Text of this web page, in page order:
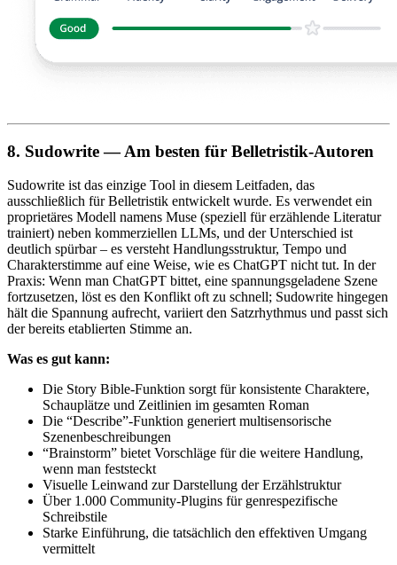
8. Sudowrite — Am besten für Belletristik-Autoren
Sudowrite ist das einzige Tool in diesem Leitfaden, das
ausschließlich für Belletristik entwickelt wurde. Es verwendet ein
proprietäres Modell namens Muse (speziell für erzählende Literatur
trainiert) neben kommerziellen LLMs, und der Unterschied ist
deutlich spürbar – es versteht Handlungsstruktur, Tempo und
Charakterstimme auf eine Weise, wie es ChatGPT nicht tut. In der
Praxis: Wenn man ChatGPT bittet, eine spannungsgeladene Szene
fortzusetzen, löst es den Konflikt oft zu schnell; Sudowrite hingegen
hält die Spannung aufrecht, variiert den Satzrhythmus und passt sich
der bereits etablierten Stimme an.
Was es gut kann:
Die Story Bible-Funktion sorgt für konsistente Charaktere,
Schauplätze und Zeitlinien im gesamten Roman
Die “Describe”-Funktion generiert multisensorische
Szenenbeschreibungen
“Brainstorm” bietet Vorschläge für die weitere Handlung,
wenn man feststeckt
Visuelle Leinwand zur Darstellung der Erzählstruktur
Über 1.000 Community-Plugins für genrespezifische
Schreibstile
Starke Einführung, die tatsächlich den effektiven Umgang
vermittelt